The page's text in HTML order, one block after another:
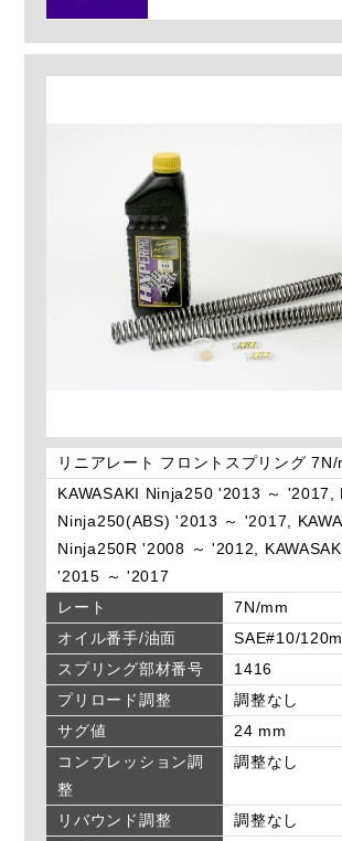
リニアレート フロントスプリング 7N/
KAWASAKI Ninja250 '2013 ～ '2017,
Ninja250(ABS) '2013 ～ '2017,
Ninja250R '2008 ～ '2012,
'2015 ～ '2017
レート
7N/mm
オイル番手/油面
SAE#10/
スプリング部材番号
1416
プリロード調整
調整なし
サグ値
24 mm
コンプレッション調
整
調整なし
リバウンド調整
調整なし